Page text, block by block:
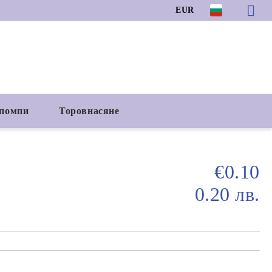
EUR
Торовнасяне
€0.10
0.20 лв.